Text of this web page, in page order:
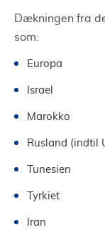
Dækningen fra
som:
Europa
Israel
Marokko
Rusland (indtil
Tunesien
Tyrkiet
Iran